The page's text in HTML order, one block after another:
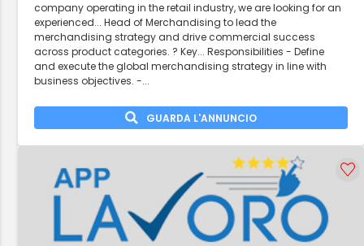
company operating in the retail industry, we are looking for an
experienced... Head of Merchandising to lead the
merchandising strategy and drive commercial success
across product categories. ? Key... Responsibilities - Define
and execute the global merchandising strategy in line with
business objectives. -...
GUARDA L'ANNUNCIO